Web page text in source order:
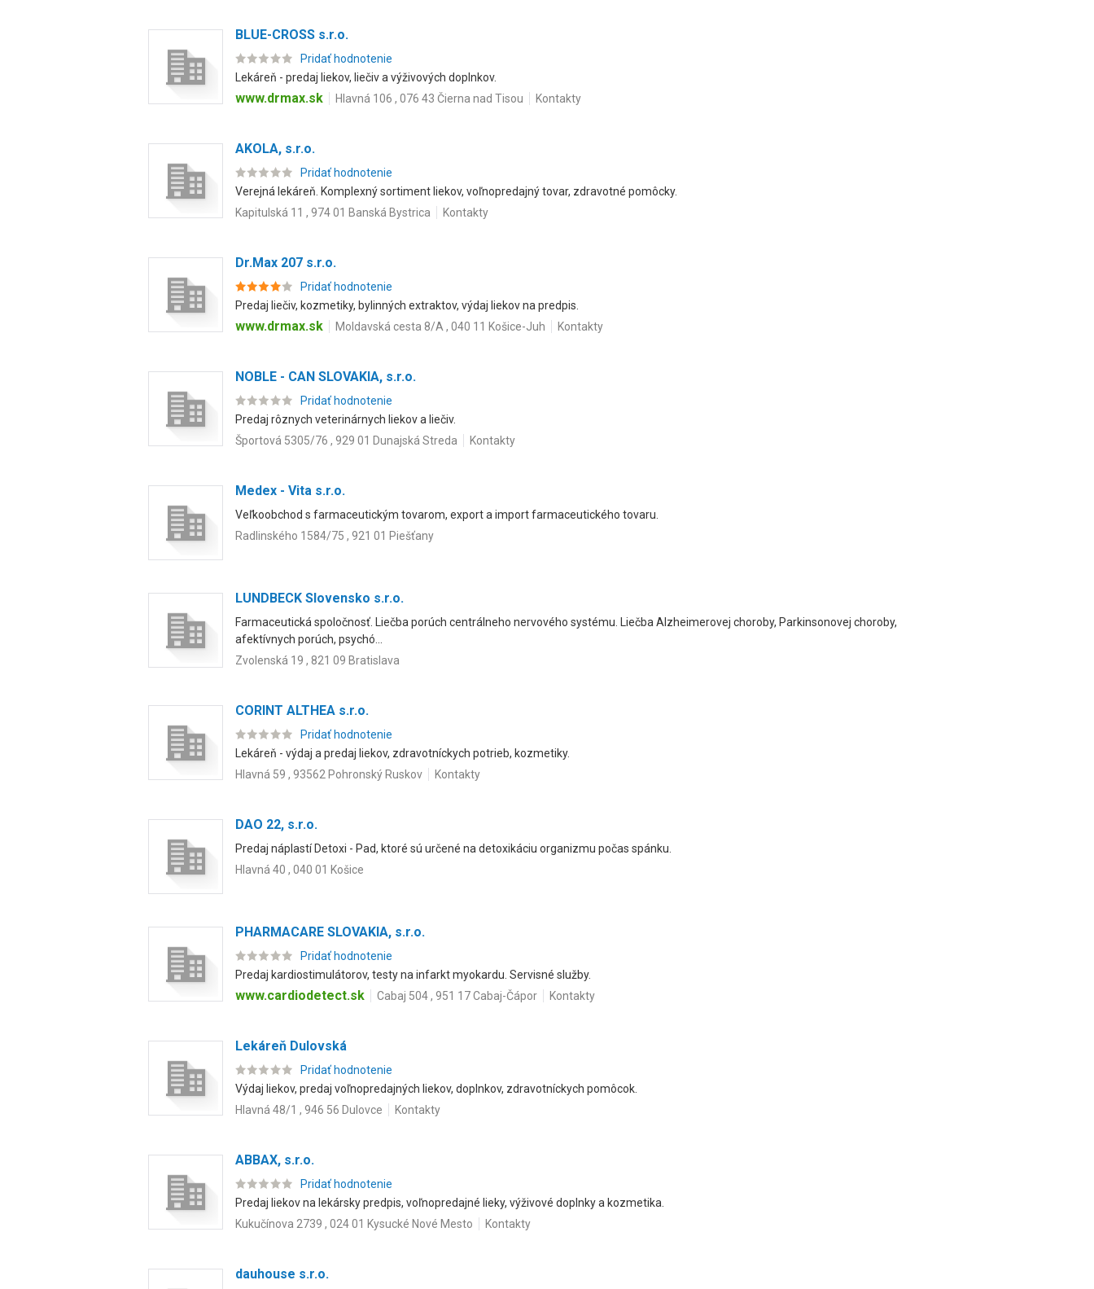
BLUE-CROSS s.r.o.
Pridať hodnotenie
Lekáreň - predaj liekov, liečiv a výživových doplnkov.
www.drmax.sk Hlavná 106 , 076 43 Čierna nad Tisou Kontakty
AKOLA, s.r.o.
Pridať hodnotenie
Verejná lekáreň. Komplexný sortiment liekov, voľnopredajný tovar, zdravotné pomôcky.
Kapitulská 11 , 974 01 Banská Bystrica
Kontakty
Dr.Max 207 s.r.o.
Pridať hodnotenie
Predaj liečiv, kozmetiky, bylinných extraktov, výdaj liekov na predpis.
www.drmax.sk Moldavská cesta 8/A , 040 11 Košice-Juh Kontakty
NOBLE - CAN SLOVAKIA, s.r.o.
Pridať hodnotenie
Predaj rôznych veterinárnych liekov a liečiv.
Športová 5305/76 , 929 01 Dunajská Streda
Kontakty
Medex - Vita s.r.o.
Veľkoobchod s farmaceutickým tovarom, export a import farmaceutického tovaru.
Radlinského 1584/75 , 921 01 Piešťany
LUNDBECK Slovensko s.r.o.
Farmaceutická spoločnosť. Liečba porúch centrálneho nervového systému. Liečba Alzheimerovej choroby, Parkinsonovej choroby,
afektívnych porúch, psychó...
Zvolenská 19 , 821 09 Bratislava
CORINT ALTHEA s.r.o.
Pridať hodnotenie
Lekáreň - výdaj a predaj liekov, zdravotníckych potrieb, kozmetiky.
Hlavná 59 , 93562 Pohronský Ruskov
Kontakty
DAO 22, s.r.o.
Predaj náplastí Detoxi - Pad, ktoré sú určené na detoxikáciu organizmu počas spánku.
Hlavná 40 , 040 01 Košice
PHARMACARE SLOVAKIA, s.r.o.
Pridať hodnotenie
Predaj kardiostimulátorov, testy na infarkt myokardu. Servisné služby.
www.cardiodetect.sk Cabaj 504 , 951 17 Cabaj-Čápor Kontakty
Lekáreň Dulovská
Pridať hodnotenie
Výdaj liekov, predaj voľnopredajných liekov, doplnkov, zdravotníckych pomôcok.
Hlavná 48/1 , 946 56 Dulovce
Kontakty
ABBAX, s.r.o.
Pridať hodnotenie
Predaj liekov na lekársky predpis, voľnopredajné lieky, výživové doplnky a kozmetika.
Kukučínova 2739 , 024 01 Kysucké Nové Mesto
Kontakty
dauhouse s.r.o.